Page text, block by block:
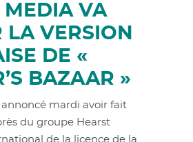
MEDIA VA
LA VERSION
DE «
BAZAAR »
mardi avoir fait
du groupe Hearst
de la licence de la